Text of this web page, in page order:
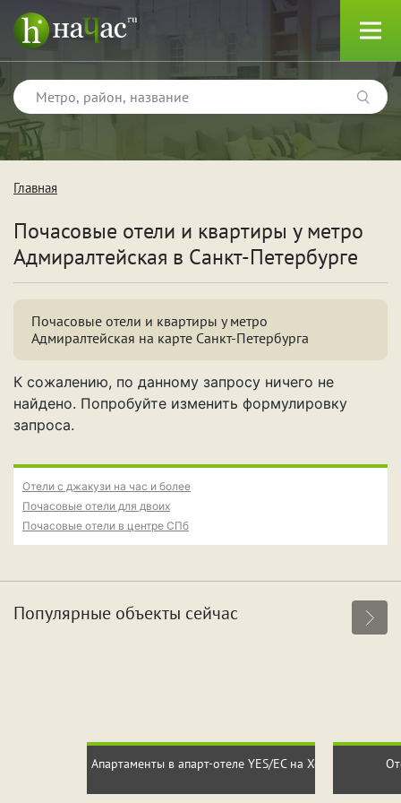
Тип
Квартиры
Свидание Для новобрачных
Вечеринка
Собственная парковка Кондиционер
Главная
Почасовые отели и квартиры у метро
Адмиралтейская в Санкт-Петербурге
Почасовые отели и квартиры у метро
Адмиралтейская на карте Санкт-Петербурга
К сожалению, по данному запросу ничего не
найдено. Попробуйте изменить формулировку
запроса.
Отели с джакузи на час и более
Почасовые отели для двоих
Почасовые отели в центре СПб
Популярные объекты сейчас
Апартаменты в апарт-отеле YES/ЕС на Хошимина